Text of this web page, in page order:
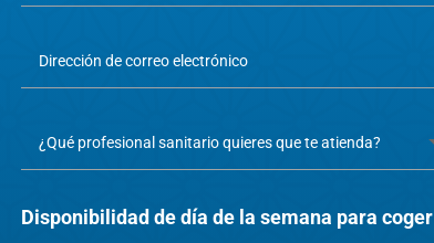
Disponibilidad de día de la semana para coger